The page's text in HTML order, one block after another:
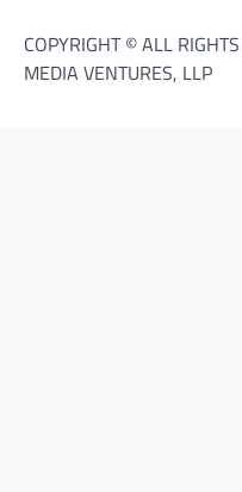
COPYRIGHT © ALL
MEDIA VENTURES, LLP